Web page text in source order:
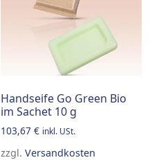
Handseife Go Green Bio
im Sachet 10 g
103,67€ inkl. USt.
zzgl.Versandkosten